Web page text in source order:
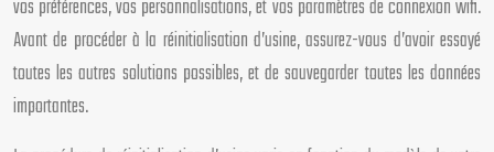
vos préférences, vos personnalisations, et vos paramètres de connexion wifi.
Avant de procéder à la réinitialisation d’usine, assurez-vous d’avoir essayé
toutes les autres solutions possibles, et de sauvegarder toutes les données
importantes.